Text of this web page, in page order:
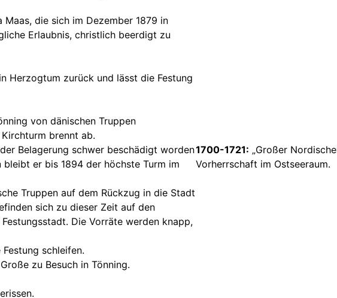
die sich im Dezember 1879 in
Erlaubnis, christlich beerdigt zu
Herzogtum zurück und lässt die Festung
von dänischen Truppen
brennt ab.
Belagerung schwer beschädigt worden
er bis 1894 der höchste Turm im
Truppen auf dem Rückzug in die Stadt
sich zu dieser Zeit auf den
Die Vorräte werden knapp,
schleifen.
zu Besuch in Tönning.
1700-1721: „Großer
Vorherrschaft im Ostseeraum.